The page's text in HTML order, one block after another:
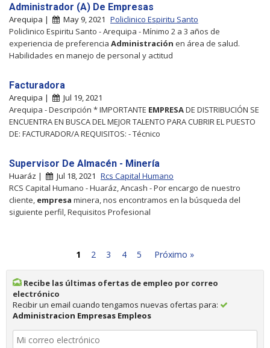
Administrador (A) De Empresas
Arequipa | May 9, 2021 Policlinico Espiritu Santo
Policlinico Espiritu Santo - Arequipa - Mínimo 2 a 3 años de
experiencia de preferencia Administración en área de salud.
Habilidades en manejo de personal y actitud
Facturadora
Arequipa |
Jul 19, 2021
Arequipa - Descripción * IMPORTANTE EMPRESADE DISTRIBUCIÓN SE
ENCUENTRA EN BUSCA DEL MEJOR TALENTO PARA CUBRIR EL PUESTO
DE: FACTURADOR/A REQUISITOS: - Técnico
Supervisor De Almacén - Minería
Huaráz | Jul 18, 2021 Rcs Capital Humano
RCS Capital Humano - Huaráz, Ancash - Por encargo de nuestro
cliente, empresa minera, nos encontramos en la búsqueda del
siguiente perfil, Requisitos Profesional
1 2 3 4 5 Próximo »
Recibe las últimas ofertas de empleo por correo
electrónico
Recibir un email cuando tengamos nuevas ofertas para:
Administracion Empresas Empleos